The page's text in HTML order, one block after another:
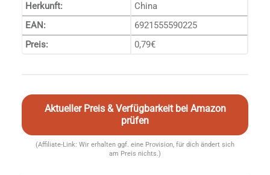
Herkunft:
China
EAN:
6921555590225
Preis:
0,79€
Aktueller Preis & Verfügbarkeit bei Amazon
prüfen
(Affiliate-Link: Wir erhalten ggf. eine Provision, für dich ändert sich
am Preis nichts.)